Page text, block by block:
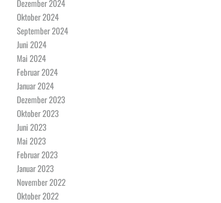
Dezember 2024
Oktober 2024
September 2024
Juni 2024
Mai 2024
Februar 2024
Januar 2024
Dezember 2023
Oktober 2023
Juni 2023
Mai 2023
Februar 2023
Januar 2023
November 2022
Oktober 2022